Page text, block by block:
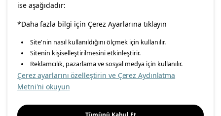
facebooktwitterinstagrampinterestyoutube
linkedin
Enerji Politikası Bilgi Güvenliği Politikası
Gıda Güvenliği Politikası
Konumunuzu Seçin
İnternetten vereceğiniz siparişlerinizde size özel hizmet ve
içerikleri görebilmek için lütfen konumuzu seçin.
İl seçiniz
Seçiniz
ise aşağıdadır:
*Daha fazla bilgi için Çerez Ayarlarına tıklayın
Site'nin nasıl kullanıldığını ölçmek için kullanılır.
Sitenin kişiselleştirilmesini etkinleştirir.
Reklamcılık, pazarlama ve sosyal medya için kullanılır.
Çerez ayarlarını özelleştirin ve Çerez Aydınlatma
Metni'ni okuyun